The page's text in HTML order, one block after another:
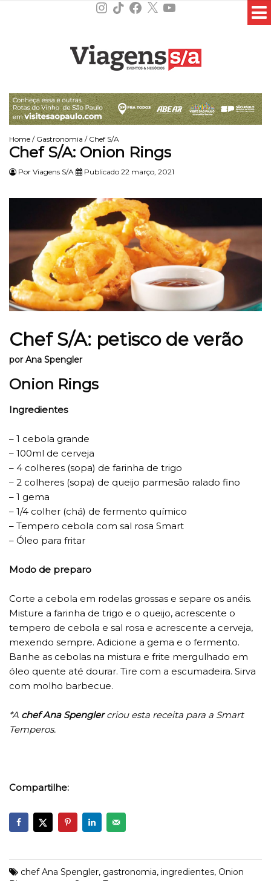
Instagram
TikTokFacebook
X YouTube
Home / Gastronomia / Chef S/A
Chef S/A: Onion Rings
Por Viagens S/A Publicado 22 março, 2021
Chef S/A: petisco de verão
por Ana Spengler
Onion Rings
Ingredientes
– 1 cebola grande
– 100ml de cerveja
– 4 colheres (sopa) de farinha de trigo
– 2 colheres (sopa) de queijo parmesão ralado fino
– 1 gema
– 1/4 colher (chá) de fermento químico
– Tempero cebola com sal rosa Smart
– Óleo para fritar
Modo de preparo
Corte a cebola em rodelas grossas e separe os anéis.
Misture a farinha de trigo e o queijo, acrescente o
tempero de cebola e sal rosa e acrescente a cerveja,
mexendo sempre. Adicione a gema e o fermento.
Banhe as cebolas na mistura e frite mergulhado em
óleo quente até dourar. Tire com a escumadeira. Sirva
com molho barbecue.
*A chef Ana Spenglercriou esta receita para a Smart
Temperos.
Compartilhe:
chef Ana Spengler, gastronomia, ingredientes, Onion